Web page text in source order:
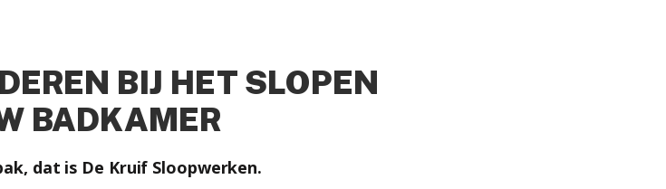
BIJ HET SLOPEN
BADKAMER
dat is De Kruif Sloopwerken.